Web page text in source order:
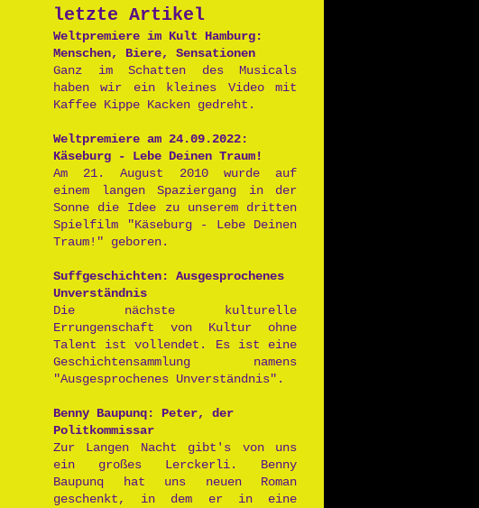
Postpunk
letzte Artikel
Weltpremiere im Kult Hamburg:
Menschen, Biere, Sensationen
Ganz im Schatten des Musicals
haben wir ein kleines Video mit
Kaffee Kippe Kacken gedreht.
Weltpremiere am 24.09.2022:
Käseburg - Lebe Deinen Traum!
Am 21. August 2010 wurde auf
einem langen Spaziergang in der
Sonne die Idee zu unserem dritten
Spielfilm "Käseburg - Lebe Deinen
Traum!" geboren.
Suffgeschichten: Ausgesprochenes
Unverständnis
Die nächste kulturelle
Errungenschaft von Kultur ohne
Talent ist vollendet. Es ist eine
Geschichtensammlung namens
"Ausgesprochenes Unverständnis".
Benny Baupunq: Peter, der
Politkommissar
Zur Langen Nacht gibt's von uns
ein großes Lerckerli. Benny
Baupunq hat uns neuen Roman
geschenkt, in dem er in eine